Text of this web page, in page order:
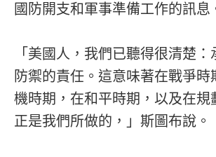
國防開支和軍事準備工作的訊息
「美國人，我們已聽得很清楚
防禦的責任。這意味著在戰爭時
機時期，在和平時期，以及在規
正是我們所做的，」斯圖布說。